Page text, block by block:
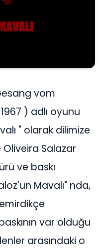
vom
) adlı oyunu
" olarak dilimize
Oliveira Salazar
ve baskı
Mavalı" nda,
var olduğu
arasındaki o